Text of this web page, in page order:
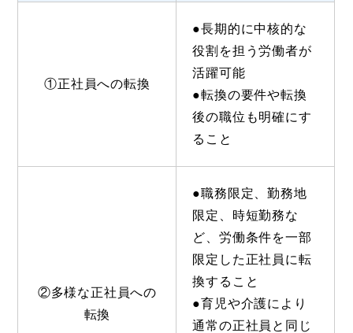
①正社員への転換
●長期的に中核的な
役割を担う労働者が
活躍可能
●転換の要件や転換
後の職位も明確にす
ること
②多様な正社員への
転換
●職務限定、勤務地
限定、時短勤務な
ど、労働条件を一部
限定した正社員に転
換すること
●育児や介護により
通常の正社員と同じ